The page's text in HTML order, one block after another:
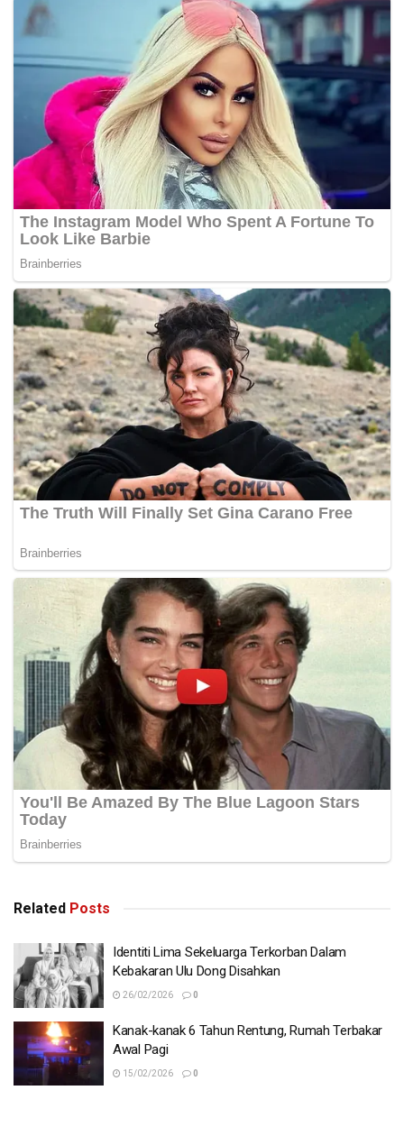
Related Posts
Identiti Lima Sekeluarga Terkorban Dalam
Kebakaran Ulu Dong Disahkan
26/02/2026 0
Kanak-kanak 6 Tahun Rentung, Rumah Terbakar
Awal Pagi
15/02/2026 0